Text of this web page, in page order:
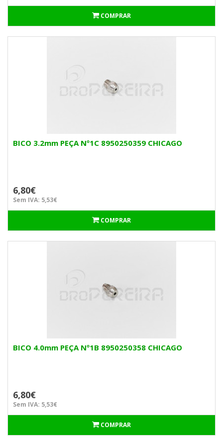
COMPRAR
BICO 3.2mm PEÇA Nº1C 8950250359 CHICAGO
6,80€
Sem IVA: 5,53€
COMPRAR
BICO 4.0mm PEÇA Nº1B 8950250358 CHICAGO
6,80€
Sem IVA: 5,53€
COMPRAR